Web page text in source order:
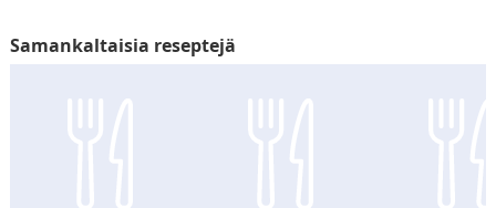
Samankaltaisia reseptejä